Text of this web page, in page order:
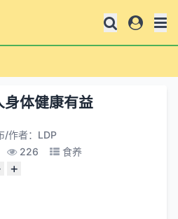
身体健康有益
/作者：LDP
226 食养
+